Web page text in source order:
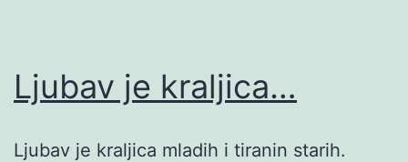
Ljubav je kraljica…
Ljubav je kraljica mladih i tiranin starih.